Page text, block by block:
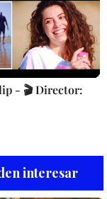
- 🎬 Director:
interesar